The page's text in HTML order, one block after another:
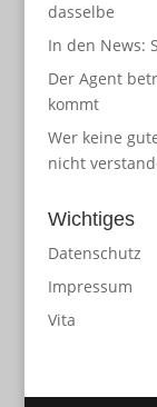
dasselbe
In den News:
Der Agent
kommt
Wer keine
nicht
Wichtiges
Datenschutz
Impressum
Vita